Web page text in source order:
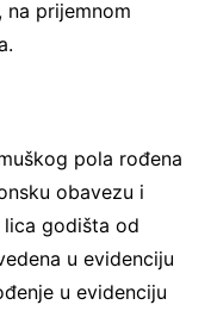
prijemnom
pola rođena
obavezu i
lica godišta od
u evidenciju
u evidenciju